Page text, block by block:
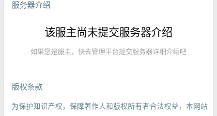
服务器介绍
该服主尚未提交服务器介绍
如果您是服主，快去管理平台提交服务器详细介绍吧
版权条款
为保护知识产权，保障著作人和版权所有者合法权益，本网站